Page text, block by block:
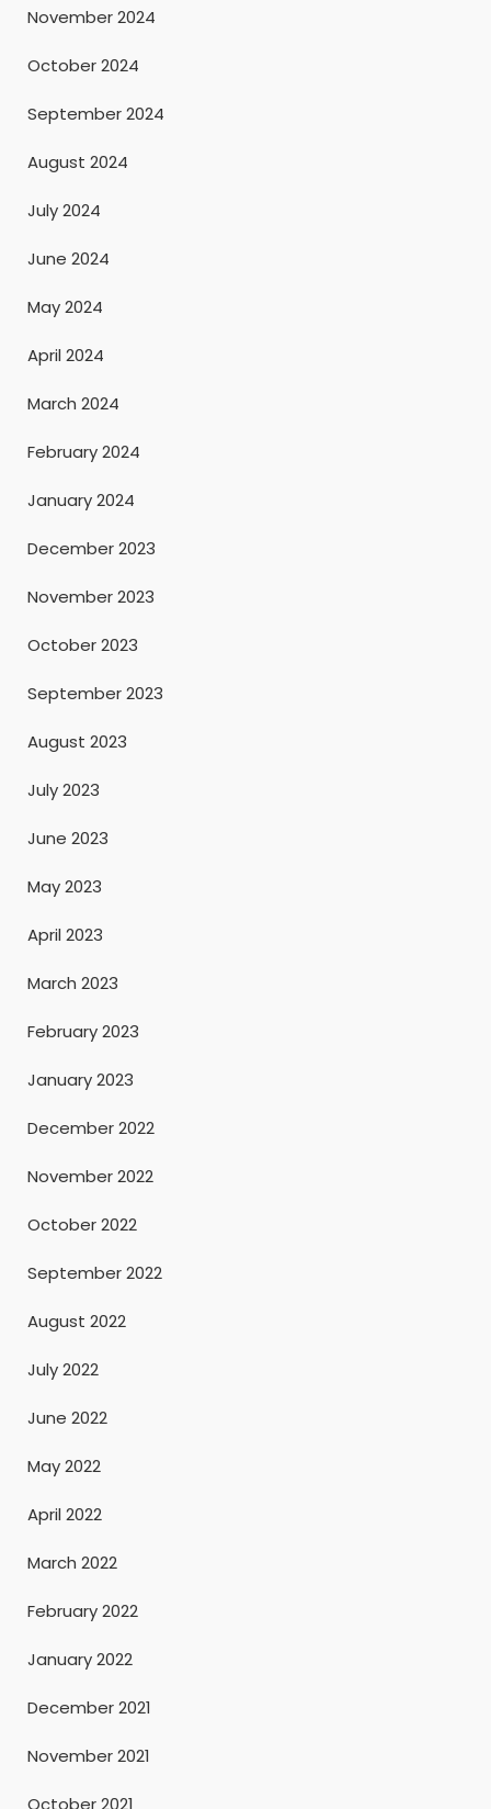
November 2024
October 2024
September 2024
August 2024
July 2024
June 2024
May 2024
April 2024
March 2024
February 2024
January 2024
December 2023
November 2023
October 2023
September 2023
August 2023
July 2023
June 2023
May 2023
April 2023
March 2023
February 2023
January 2023
December 2022
November 2022
October 2022
September 2022
August 2022
July 2022
June 2022
May 2022
April 2022
March 2022
February 2022
January 2022
December 2021
November 2021
October 2021